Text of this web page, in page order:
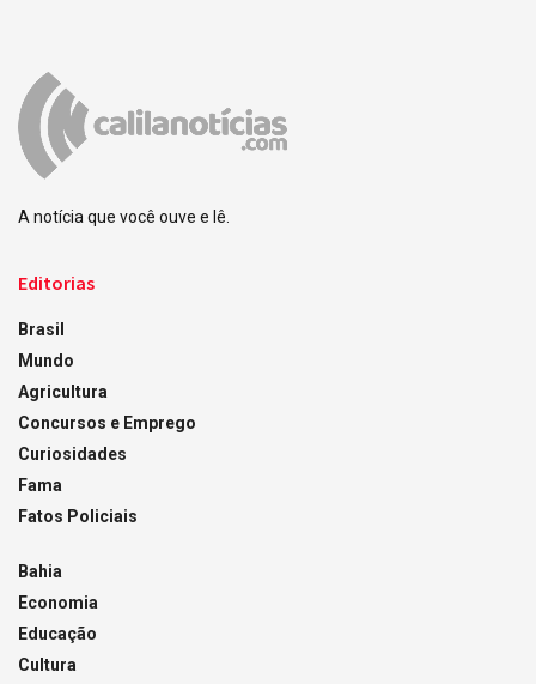
A notícia que você ouve e lê.
Editorias
Brasil
Mundo
Agricultura
Concursos e Emprego
Curiosidades
Fama
Fatos Policiais
Bahia
Economia
Educação
Cultura